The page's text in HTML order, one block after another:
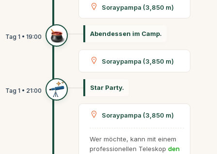
Soraypampa (3,850 m)
Abendessen im Camp.
Soraypampa (3,850 m)
Star Party.
Soraypampa (3,850 m)
Wer möchte, kann mit einem
professionellen Teleskop den